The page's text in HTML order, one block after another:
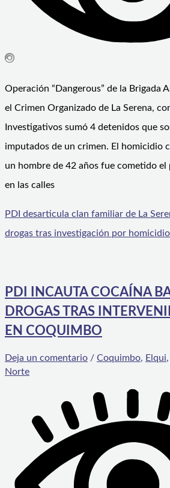
Operación “Dangerous” de la Brigada
el Crimen Organizado de La Serena,
Investigativos sumó 4 detenidos que
imputados de un crimen. El homicidio
un hombre de 42 años fue cometido el
en las calles
PDI desarticula clan familiar de La
drogas tras investigación por homicidio
PDI INCAUTA COCAÍNA
DROGAS TRAS
EN COQUIMBO
Deja un comentario / Coquimbo, Elqui,
Norte